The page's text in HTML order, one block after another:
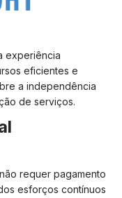
experiência
eficientes e
a independência
de serviços.
requer pagamento
esforços contínuos